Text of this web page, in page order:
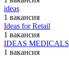
ideas
1 вакансия
Ideas for Retail
1 вакансия
IDEAS MEDICALS
1 вакансия